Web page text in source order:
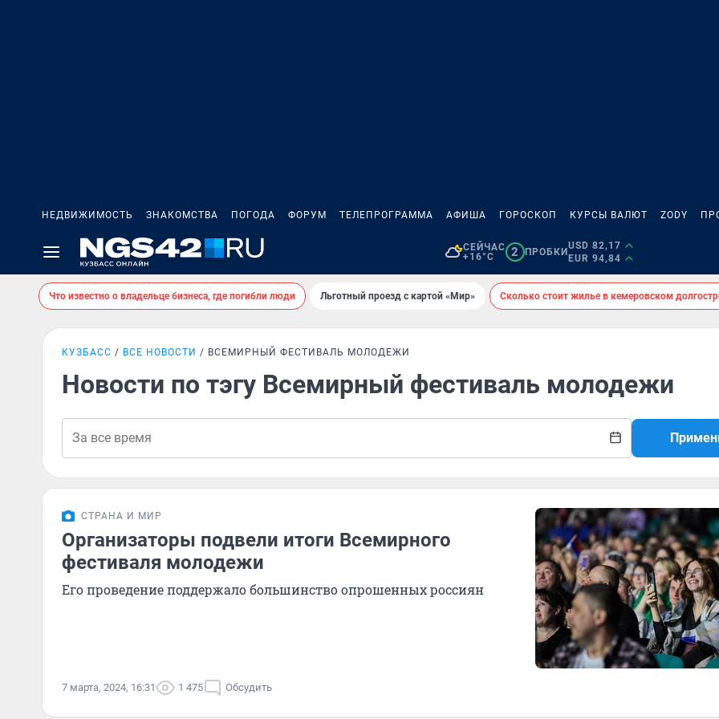
НЕДВИЖИМОСТЬ ЗНАКОМСТВА ПОГОДА ФОРУМ ТЕЛЕПРОГРАММА АФИША ГОРОСКОП КУРСЫ ВАЛЮТ ZODY
СЕЙЧАС
+16°C
2 ПРОБКИ
USD 82,17
EUR 94,84
Что известно о владельце бизнеса, где погибли люди Льготный проезд с картой «Мир» Сколько стоит жилье в кемеровском
КУЗБАСС ВСЕ НОВОСТИ ВСЕМИРНЫЙ ФЕСТИВАЛЬ МОЛОДЕЖИ
Новости по тэгу Всемирный фестиваль молодежи
СТРАНА И МИР
Организаторы подвели итоги Всемирного
фестиваля молодежи
Его проведение поддержало большинство опрошенных россиян
7 марта, 2024, 16:31 1 475 Обсудить